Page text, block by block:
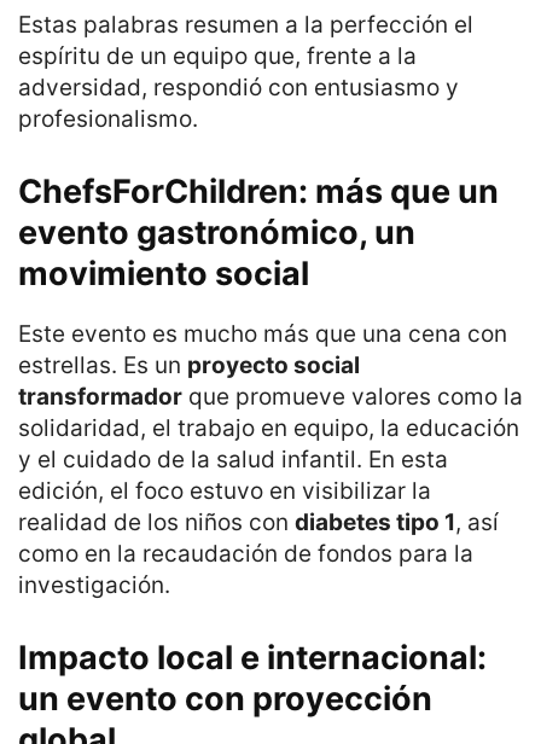
Estas palabras resumen a la perfección el
espíritu de un equipo que, frente a la
adversidad, respondió con entusiasmo y
profesionalismo.
ChefsForChildren: más que un
evento gastronómico, un
movimiento social
Este evento es mucho más que una cena con
estrellas. Es un proyecto social
transformador que promueve valores como la
solidaridad, el trabajo en equipo, la educación
y el cuidado de la salud infantil. En esta
edición, el foco estuvo en visibilizar la
realidad de los niños con diabetes tipo 1, así
como en la recaudación de fondos para la
investigación.
Impacto local e internacional:
un evento con proyección